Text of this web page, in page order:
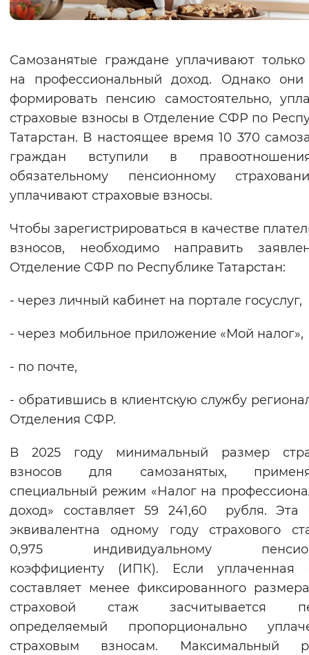
Звуковой ассистент
Вернуть стандартные настройки
Самозанятые граждане уплачивают только
на профессиональный доход. Однако они
формировать пенсию самостоятельно,
страховые взносы в Отделение СФР по
Татарстан. В настоящее время 10 370
граждан вступили в
обязательному пенсионному
уплачивают страховые взносы.
Чтобы зарегистрироваться в качестве
взносов, необходимо направить
Отделение СФР по Республике Татарстан:
- через личный кабинет на портале госуслуг,
- через мобильное приложение «Мой налог»,
- по почте,
- обратившись в клиентскую службу
Отделения СФР.
В 2025 году минимальный размер
взносов для самозанятых,
специальный режим «Налог на
доход» составляет 59 241,60 рубля. Эта
эквивалентна одному году страхового
0,975 индивидуальному
коэффициенту (ИПК). Если уплаченная
составляет менее фиксированного
страховой стаж засчитывается
определяемый пропорционально
страховым взносам. Максимальный